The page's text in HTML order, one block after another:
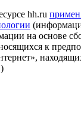
hh.ru
на основе
к